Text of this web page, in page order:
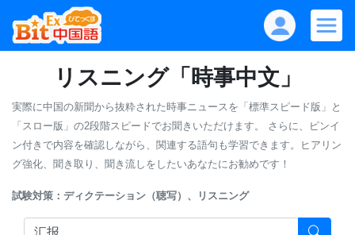
リスニング「時事中文」
実際に中国の新聞から抜粋された時事ニュースを「標準スピード版」と
「スロー版」の2段階スピードでお聞きいただけます。
さらに、ピンイ
ン付きで内容を確認しながら、関連する語句も学習できます。ヒアリン
グ強化、聞き取り、聞き流しをしたいあなたにお勧めです！
試験対策：ディクテーション（聴写）、リスニング